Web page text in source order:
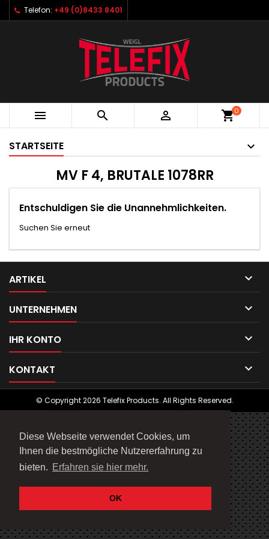
Diese Webseite verwendet Cookies, um
Ihnen die bestmögliche Nutzererfahrung zu
bieten. Erfahren sie hier mehr.
OK
Telefon: +49 (0)8433 8401
   shopping_cart0
STARTSEITE
MV F 4, BRUTALE 1078RR
Entschuldigen Sie die Unannehmlichkeiten.
Suchen Sie erneut
ARTIKEL 
UNTERNEHMEN 
IHR KONTO 
KONTAKT 
© Copyright 2026 Telefix Products. All Rights Reserved.